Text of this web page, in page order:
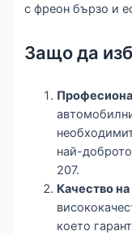
с фреон бързо и
Защо да
най-
207.
Качество
което